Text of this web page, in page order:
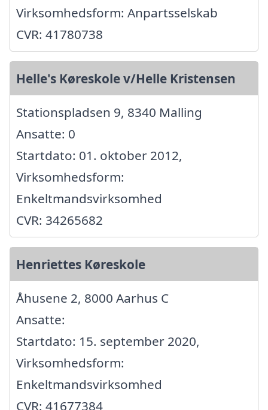
Virksomhedsform: Anpartsselskab
CVR: 41780738
Helle's Køreskole v/Helle Kristensen
Stationspladsen 9, 8340 Malling
Ansatte: 0
Startdato: 01. oktober 2012,
Virksomhedsform:
Enkeltmandsvirksomhed
CVR: 34265682
Henriettes Køreskole
Åhusene 2, 8000 Aarhus C
Ansatte:
Startdato: 15. september 2020,
Virksomhedsform:
Enkeltmandsvirksomhed
CVR: 41677384